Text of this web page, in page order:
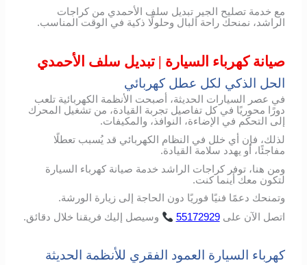
مع خدمة تصليح الجير تبديل سلف الأحمدي من كراجات
الراشد، نمنحك راحة البال وحلولًا ذكية في الوقت المناسب.
صيانة كهرباء السيارة | تبديل سلف الأحمدي
الحل الذكي لكل عطل كهربائي
في عصر السيارات الحديثة، أصبحت الأنظمة الكهربائية تلعب
دورًا محوريًا في كل تفاصيل تجربة القيادة، من تشغيل المحرك
إلى التحكم في الإضاءة، النوافذ، والمكيفات.
لذلك، فإن أي خلل في النظام الكهربائي قد يُسبب تعطلًا
مفاجئًا، أو يهدد سلامة القيادة.
ومن هنا، توفر كراجات الراشد خدمة صيانة كهرباء السيارة
لتكون معك أينما كنت.
وتمنحك دعمًا فنيًا فوريًا دون الحاجة إلى زيارة الورشة.
اتصل
الآن على 55172929 وسيصل إليك فريقنا خلال دقائق.
كهرباء السيارة العمود الفقري للأنظمة الحديثة